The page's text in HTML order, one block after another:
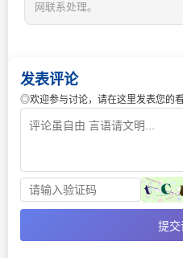
网联系处理。
发表评论
◎欢迎参与讨论，请在这里发表您的
提交